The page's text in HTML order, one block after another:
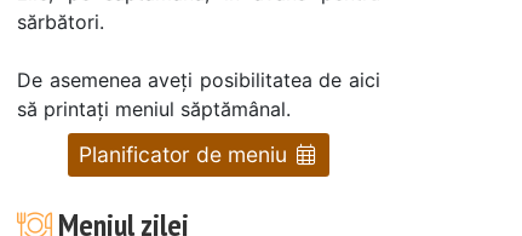
sărbători.
De asemenea aveți posibilitatea de aici
să printați meniul săptămânal.
Planificator de meniu
Meniul zilei